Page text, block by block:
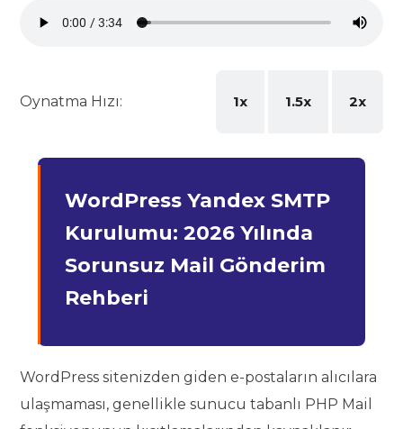
Oynatma Hızı: 1x 1.5x 2x
WordPress Yandex SMTP
Kurulumu: 2026 Yılında
Sorunsuz Mail Gönderim
Rehberi
WordPress sitenizden giden e-postaların alıcılara
ulaşmaması, genellikle sunucu tabanlı PHP Mail